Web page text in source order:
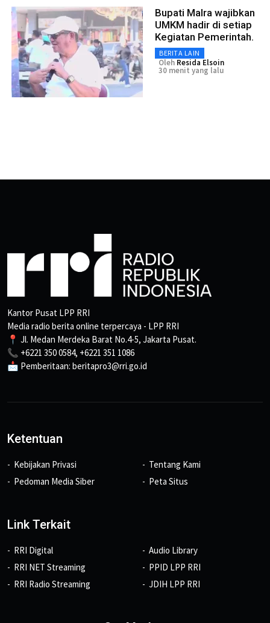
Bupati Malra wajibkan
UMKM hadir di setiap
Kegiatan Pemerintah.
BERITA LAIN
Oleh Resida Elsoin
30 menit yang lalu
Kantor Pusat LPP RRI
Media radio berita online terpercaya - LPP RRI
📍 Jl. Medan Merdeka Barat No.4-5, Jakarta Pusat.
📞 +6221 350 0584, +6221 351 1086
📩 Pemberitaan: beritapro3@rri.go.id
Ketentuan
Kebijakan Privasi
Pedoman Media Siber
Tentang Kami
Peta Situs
Link Terkait
RRI Digital
RRI NET Streaming
RRI Radio Streaming
Audio Library
PPID LPP RRI
JDIH LPP RRI